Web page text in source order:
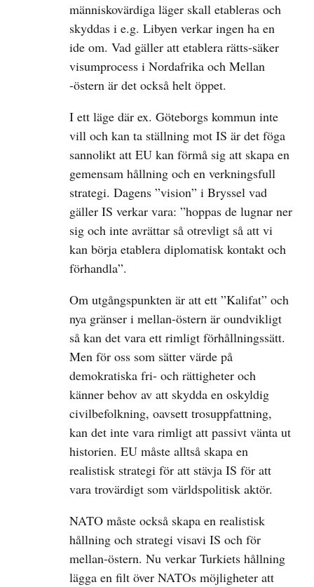
människovärdiga läger skall etableras och
skyddas i e.g. Libyen verkar ingen ha en
ide om. Vad gäller att etablera rätts-säker
visumprocess i Nordafrika och Mellan
-östern är det också helt öppet.
I ett läge där ex. Göteborgs kommun inte
vill och kan ta ställning mot IS är det föga
sannolikt att EU kan förmå sig att skapa en
gemensam hållning och en verkningsfull
strategi. Dagens ”vision” i Bryssel vad
gäller IS verkar vara: ”hoppas de lugnar ner
sig och inte avrättar så otrevligt så att vi
kan börja etablera diplomatisk kontakt och
förhandla”.
Om utgångspunkten är att ett ”Kalifat” och
nya gränser i mellan-östern är oundvikligt
så kan det vara ett rimligt förhållningssätt.
Men för oss som sätter värde på
demokratiska fri- och rättigheter och
känner behov av att skydda en oskyldig
civilbefolkning, oavsett trosuppfattning,
kan det inte vara rimligt att passivt vänta ut
historien. EU måste alltså skapa en
realistisk strategi för att stävja IS för att
vara trovärdigt som världspolitisk aktör.
NATO måste också skapa en realistisk
hållning och strategi visavi IS och för
mellan-östern. Nu verkar Turkiets hållning
lägga en filt över NATOs möjligheter att